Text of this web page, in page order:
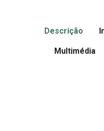
Descrição
Multimédia